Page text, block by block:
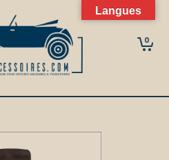
0
Langues